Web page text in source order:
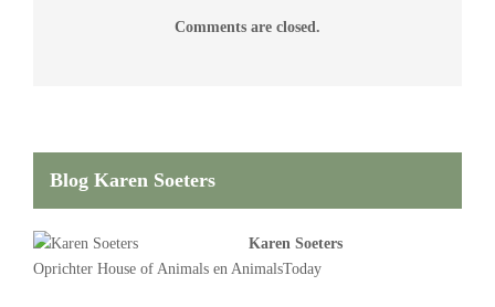
Comments are closed.
Blog Karen Soeters
Karen Soeters
Oprichter House of Animals en AnimalsToday